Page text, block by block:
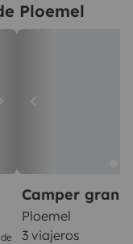
Ploemel
Camper gran
Ploemel
3 viajeros